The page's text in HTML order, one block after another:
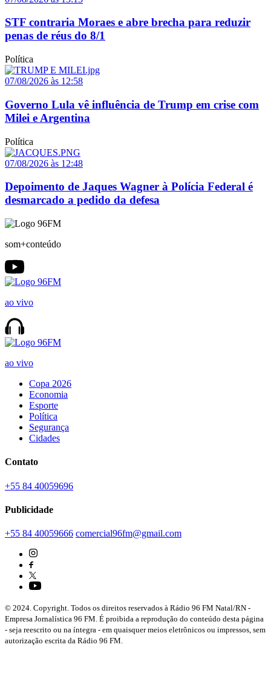
STF contraria Moraes e abre brecha para reduzir
penas de réus do 8/1
Política
07/08/2026 às 12:58
Governo Lula vê influência de Trump em crise com
Milei e Argentina
Política
07/08/2026 às 12:48
Depoimento de Jaques Wagner à Polícia Federal é
desmarcado a pedido da defesa
som+conteúdo
ao vivo
ao vivo
Copa 2026
Economia
Esporte
Política
Segurança
Cidades
Contato
+55 84 40059696
Publicidade
+55 84 40059666 comercial96fm@gmail.com
© 2024. Copyright. Todos os direitos reservados à Rádio 96 FM Natal/RN -
Empresa Jornalística 96 FM. É proibida a reprodução do conteúdo desta página
- seja reescrito ou na íntegra - em quaisquer meios eletrônicos ou impressos, sem
autorização escrita da Rádio 96 FM.